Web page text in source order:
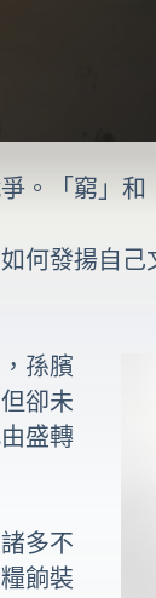
。「窮」
何發揚自
孫臏
卻未
盛轉
多不
餉裝